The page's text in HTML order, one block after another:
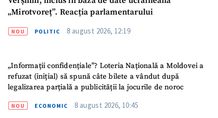
„Mirotvoreț”. Reacția parlamentarului
NOU POLITIC 8 august 2026, 12:19
„Informații confidențiale”? Loteria Națională a Moldovei a
refuzat (inițial) să spună câte bilete a vândut după
legalizarea parțială a publicității la jocurile de noroc
NOU ECONOMIC 8 august 2026, 10:45
+ Telefon personal
acord cupolitica de
TRIMITE ȘTIREA